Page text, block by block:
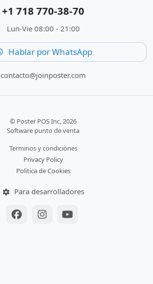
+1 718 770-38-70
Lun-Vie 08:00 - 21:00
Hablar por WhatsApp
contacto@joinposter.com
© Poster POS Inc, 2026
Software punto de venta
Terminos y condiciones
Privacy Policy
Politica de Cookies
Para desarrolladores